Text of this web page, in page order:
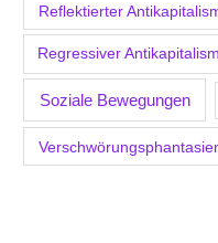
Reflektierter
Regressiver
Soziale Bewegungen